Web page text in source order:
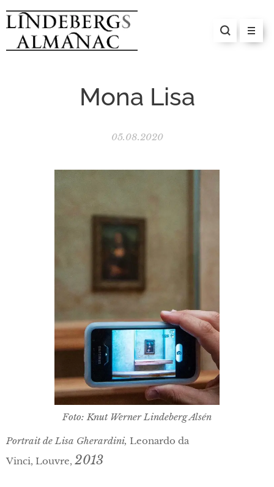
Mona Lisa
05.08.2020
Foto: Knut Werner Lindeberg Alsén
Portrait de Lisa Gherardini, Leonardo da
Vinci, Louvre, 2013